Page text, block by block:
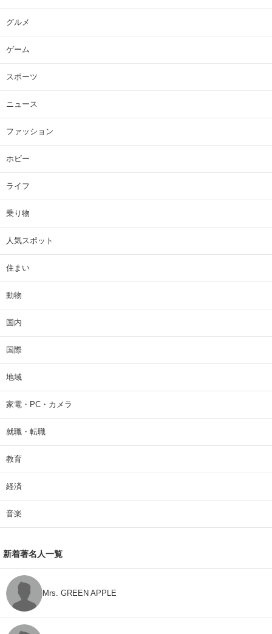
グルメ
ゲーム
スポーツ
ニュース
ファッション
ホビー
ライフ
乗り物
人気スポット
住まい
動物
国内
国際
地域
家電・PC・カメラ
就職・転職
教育
経済
音楽
新着著名人一覧
Mrs. GREEN APPLE